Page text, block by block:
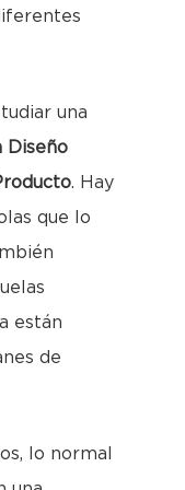
una
Diseño
. Hay
que lo
están
de
lo normal